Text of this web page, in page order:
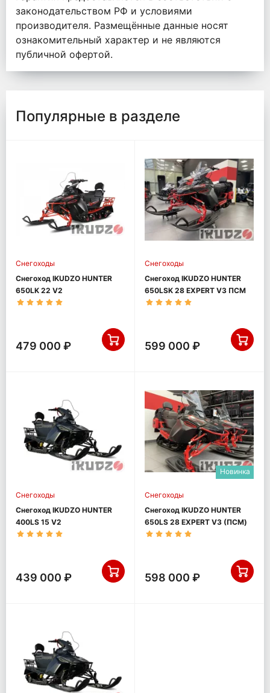
законодательством РФ и условиями
производителя. Размещённые данные носят
ознакомительный характер и не являются
публичной офертой.
Популярные в разделе
Снегоходы
Снегоход IKUDZO HUNTER
650LK 22 V2
479 000 ₽
Снегоходы
Снегоход IKUDZO HUNTER
650LSK 28 EXPERT V3 ПСМ
599 000 ₽
Снегоходы
Снегоход IKUDZO HUNTER
400LS 15 V2
439 000 ₽
Новинка
Снегоходы
Снегоход IKUDZO HUNTER
650LS 28 EXPERT V3 (ПСМ)
598 000 ₽